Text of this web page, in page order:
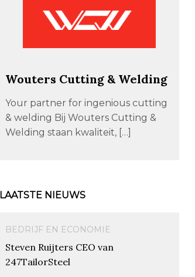
Wouters Cutting & Welding
Your partner for ingenious cutting
& welding Bij Wouters Cutting &
Welding staan kwaliteit, […]
LAATSTE NIEUWS
BEDRIJF EN ECONOMIE
Steven Ruijters CEO van
247TailorSteel